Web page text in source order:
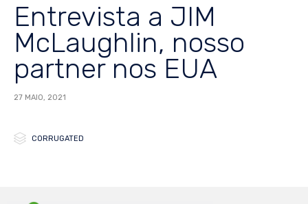
Entrevista a JIM
McLaughlin, nosso
partner nos EUA
27 MAIO, 2021
 Category
CORRUGATED